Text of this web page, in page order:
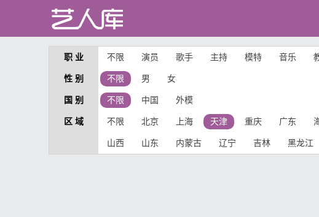
职 业 不限 演员 歌手 主持 模特 音乐
性 别 不限 男 女
国 别 不限 中国 外模
区 域 不限 北京 上海 天津 重庆 广东
山西 山东 内蒙古 辽宁 吉林 黑龙江